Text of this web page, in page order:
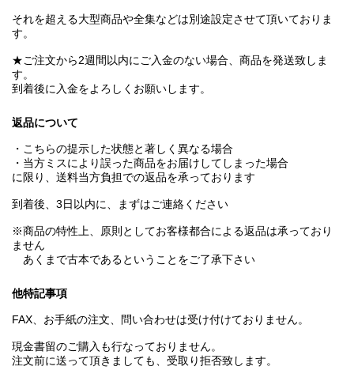
それを超える大型商品や全集などは別途設定させて頂いておりま
す。
★ご注文から2週間以内にご入金のない場合、商品を発送致しま
す。
到着後に入金をよろしくお願いします。
返品について
・こちらの提示した状態と著しく異なる場合
・当方ミスにより誤った商品をお届けしてしまった場合
に限り、送料当方負担での返品を承っております
到着後、3日以内に、まずはご連絡ください
※商品の特性上、原則としてお客様都合による返品は承っており
ません
あくまで古本であるということをご了承下さい
他特記事項
FAX、お手紙の注文、問い合わせは受け付けておりません。
現金書留のご購入も行なっておりません。
注文前に送って頂きましても、受取り拒否致します。